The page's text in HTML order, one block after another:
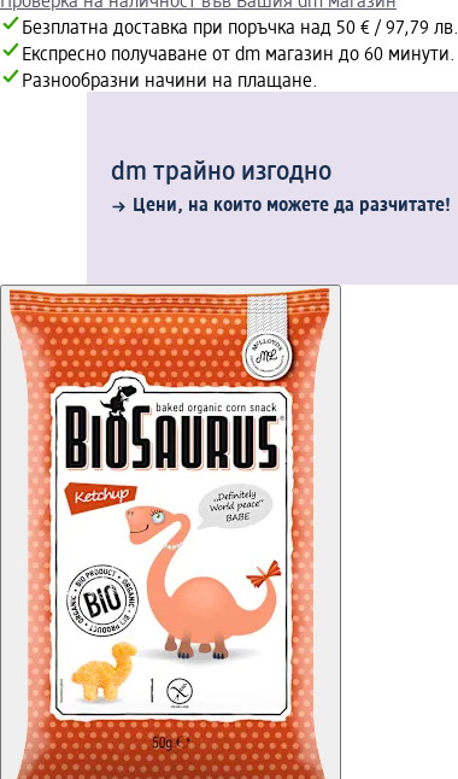
Безплатна доставка при поръчка над 50 € / 97,79 лв.
Експресно получаване от dm магазин до 60 минути.
Разнообразни начини на плащане.
dm трайно изгодно
Цени, на които можете да разчитате!